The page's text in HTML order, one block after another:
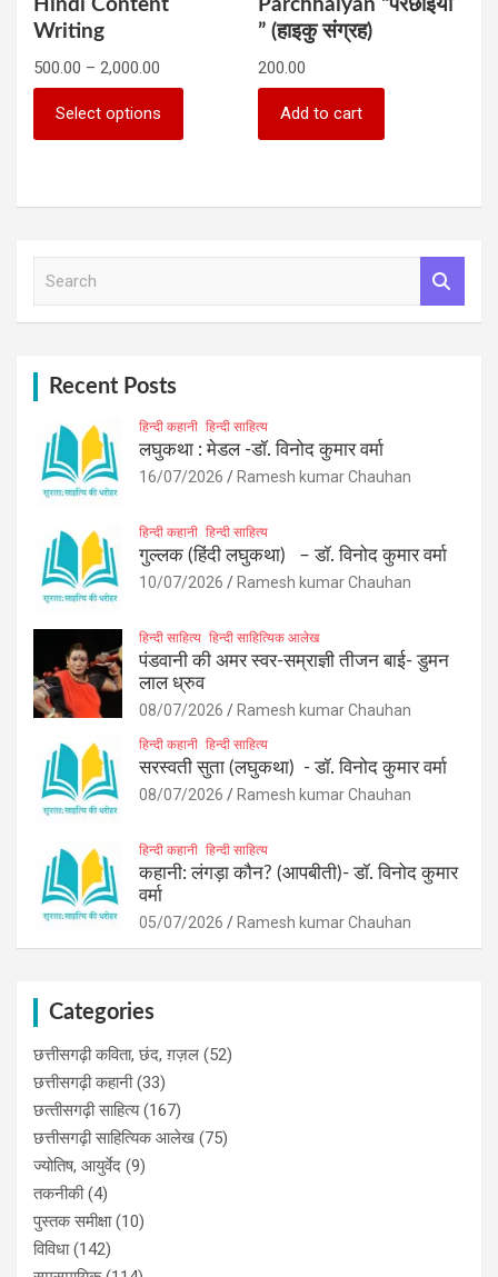
Hindi Content
Writing
500.00 – 2,000.00
range:
₹500.00
through
Select options
has
The
Parchhaiyan “परछाइयाँ
” (हाइकु संग्रह)
200.00
Add to cart
Recent Posts
हिन्दी कहानी हिन्दी साहित्य
लघुकथा : मेडल -डॉ. विनोद कुमार वर्मा
16/07/2026 Ramesh kumar Chauhan
हिन्दी कहानी हिन्दी साहित्य
गुल्लक (हिंदी लघुकथा) – डॉ. विनोद कुमार वर्मा
10/07/2026 Ramesh kumar Chauhan
हिन्दी साहित्य हिन्दी साहित्यिक आलेख
पंडवानी की अमर स्वर-सम्राज्ञी तीजन बाई- डुमन
लाल ध्रुव
08/07/2026 Ramesh kumar Chauhan
हिन्दी कहानी हिन्दी साहित्य
सरस्वती सुता (लघुकथा) ​- डॉ. विनोद कुमार वर्मा
08/07/2026 Ramesh kumar Chauhan
हिन्दी कहानी हिन्दी साहित्य
कहानी: लंगड़ा कौन? (आपबीती)​- डॉ. विनोद कुमार
वर्मा
05/07/2026 Ramesh kumar Chauhan
Categories
छत्तीसगढ़ी कविता, छंद, ग़ज़ल (52)
छत्तीसगढ़ी कहानी(33)
छत्‍तीसगढ़ी साहित्‍य(167)
छत्तीसगढ़ी साहित्यिक आलेख (75)
ज्योतिष, आयुर्वेद (9)
तकनीकी(4)
पुस्‍तक समीक्षा(10)
विविधा(142)